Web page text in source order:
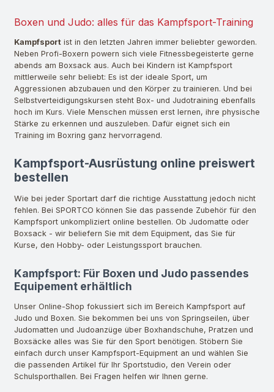
Boxen und Judo: alles für das Kampfsport-Training
Kampfsport ist in den letzten Jahren immer beliebter geworden.
Neben Profi-Boxern powern sich viele Fitnessbegeisterte gerne
abends am Boxsack aus. Auch bei Kindern ist Kampfsport
mittlerweile sehr beliebt: Es ist der ideale Sport, um
Aggressionen abzubauen und den Körper zu trainieren. Und bei
Selbstverteidigungskursen steht Box- und Judotraining ebenfalls
hoch im Kurs. Viele Menschen müssen erst lernen, ihre physische
Stärke zu erkennen und auszuleben. Dafür eignet sich ein
Training im Boxring ganz hervorragend.
Kampfsport-Ausrüstung online preiswert
bestellen
Wie bei jeder Sportart darf die richtige Ausstattung jedoch nicht
fehlen. Bei SPORTCO können Sie das passende Zubehör für den
Kampfsport unkompliziert online bestellen. Ob Judomatte oder
Boxsack - wir beliefern Sie mit dem Equipment, das Sie für
Kurse, den Hobby- oder Leistungssport brauchen.
Kampfsport: Für Boxen und Judo passendes
Equipement erhältlich
Unser Online-Shop fokussiert sich im Bereich Kampfsport auf
Judo und Boxen. Sie bekommen bei uns von Springseilen, über
Judomatten und Judoanzüge über Boxhandschuhe, Pratzen und
Boxsäcke alles was Sie für den Sport benötigen. Stöbern Sie
einfach durch unser Kampfsport-Equipment an und wählen Sie
die passenden Artikel für Ihr Sportstudio, den Verein oder
Schulsporthallen. Bei Fragen helfen wir Ihnen gerne.